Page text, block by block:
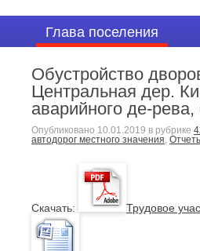
Глава поселения
Обустройство
Центральная дер.
аварийного де-
Опубликовано 10.01.2019 в рубрике
автодорог местного значения,
Cкачать: Трудовое